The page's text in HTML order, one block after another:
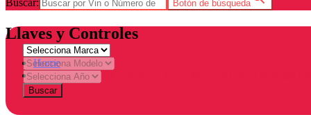
Buscar: Botón de búsqueda
Llaves y Controles
Home
Products tagged “Control Sin Chip XKHY01EN 4 Botones
Buscar